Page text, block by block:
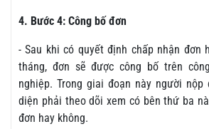
4. Bước 4: Công bố đơn
- Sau khi có quyết định chấp nhận đơn
tháng, đơn sẽ được công bố trên
nghiệp. Trong giai đoạn này người nộp
diện phải theo dõi xem có bên thứ ba
đơn hay không.